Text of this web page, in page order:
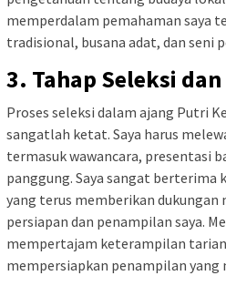
memperdalam pemahaman saya
tradisional, busana adat, dan seni
3. Tahap Seleksi
Proses seleksi dalam ajang Putri
sangatlah ketat. Saya harus
termasuk wawancara, presentasi
panggung. Saya sangat berterima
yang terus memberikan dukungan
persiapan dan penampilan saya.
mempertajam keterampilan
mempersiapkan penampilan yang